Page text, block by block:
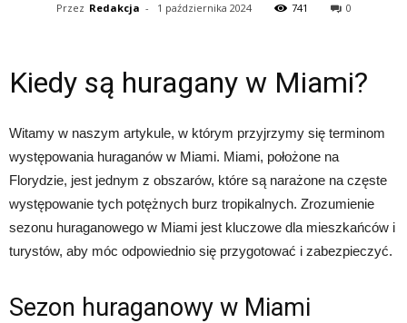
Przez Redakcja - 1 października 2024 741 0
Kiedy są huragany w Miami?
Witamy w naszym artykule, w którym przyjrzymy się terminom
występowania huraganów w Miami. Miami, położone na
Florydzie, jest jednym z obszarów, które są narażone na częste
występowanie tych potężnych burz tropikalnych. Zrozumienie
sezonu huraganowego w Miami jest kluczowe dla mieszkańców i
turystów, aby móc odpowiednio się przygotować i zabezpieczyć.
Sezon huraganowy w Miami